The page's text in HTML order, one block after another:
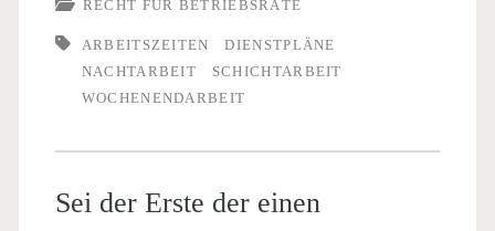
RECHT FÜR BETRIEBSRÄTE
ARBEITSZEITEN
DIENSTPLÄNE
NACHTARBEIT
SCHICHTARBEIT
WOCHENENDARBEIT
Sei der Erste der einen